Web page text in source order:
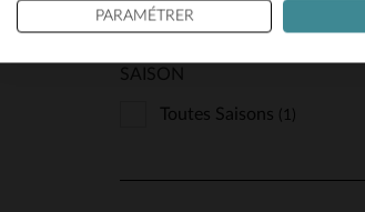
SAISON
Toutes Saisons (1)
PARAMÉTRER